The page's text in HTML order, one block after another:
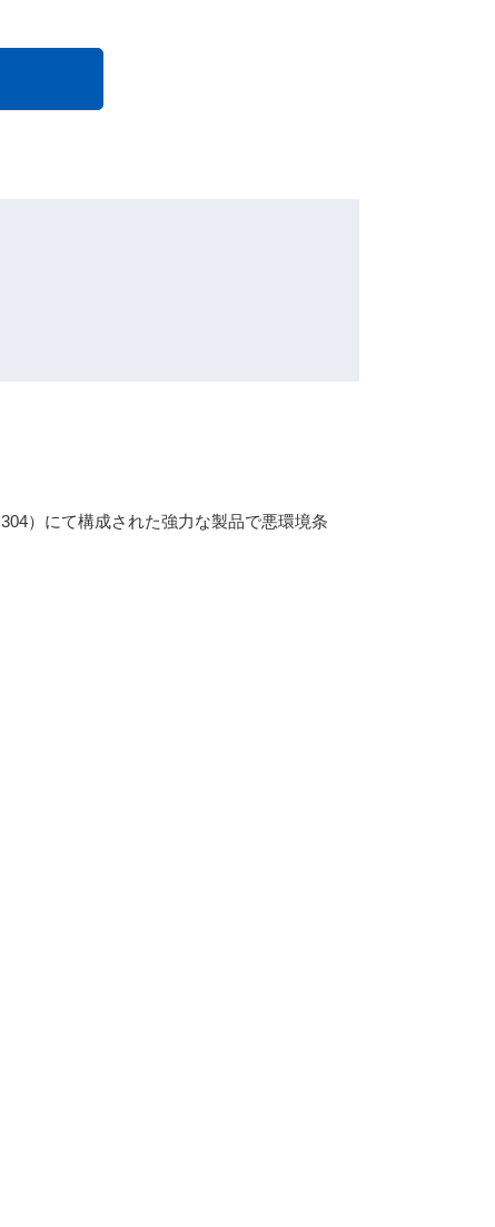
）にて構成された強力な製品で悪環境条